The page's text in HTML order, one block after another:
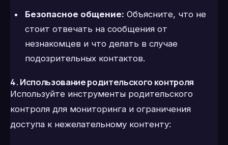
Безопасное общение: Объясните, что не
стоит отвечать на сообщения от
незнакомцев и что делать в случае
подозрительных контактов.
4. Использование родительского контроля
Используйте инструменты родительского
контроля для мониторинга и ограничения
доступа к нежелательному контенту: